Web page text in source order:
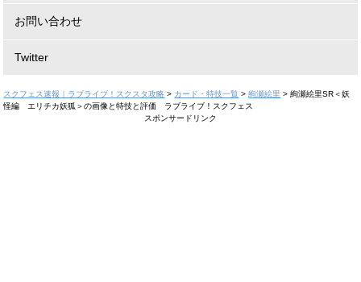
お問い合わせ
Twitter
スクフェス速報｜ラブライブ！スクスタ攻略 > カード・特技一覧 >絢瀬絵里 >絢瀬絵里SR＜妖
怪編 エリチカ妖狐＞の画像と特技と評価 ラブライブ！スクフェス
スポンサードリンク